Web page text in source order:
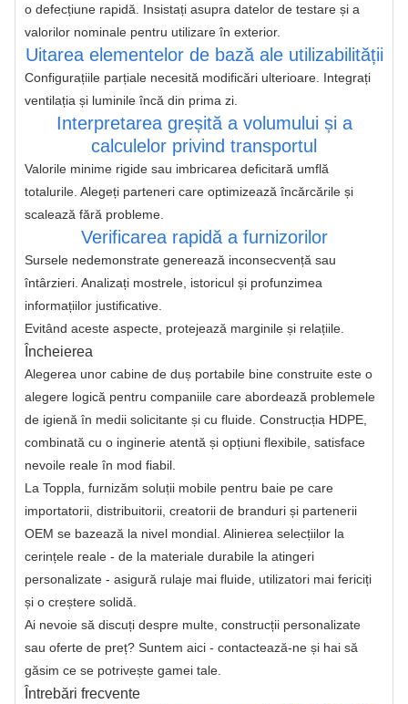
o defecțiune rapidă. Insistați asupra datelor de testare și a
valorilor nominale pentru utilizare în exterior.
Uitarea elementelor de bază ale utilizabilității
Configurațiile parțiale necesită modificări ulterioare. Integrați
ventilația și luminile încă din prima zi.
Interpretarea greșită a volumului și a
calculelor privind transportul
Valorile minime rigide sau imbricarea deficitară umflă
totalurile. Alegeți parteneri care optimizează încărcările și
scalează fără probleme.
Verificarea rapidă a furnizorilor
Sursele nedemonstrate generează inconsecvență sau
întârzieri. Analizați mostrele, istoricul și profunzimea
informațiilor justificative.
Evitând aceste aspecte, protejează marginile și relațiile.
Încheierea
Alegerea unor cabine de duș portabile bine construite este o
alegere logică pentru companiile care abordează problemele
de igienă în medii solicitante și cu fluide. Construcția HDPE,
combinată cu o inginerie atentă și opțiuni flexibile, satisface
nevoile reale în mod fiabil.
La Toppla, furnizăm soluții mobile pentru baie pe care
importatorii, distribuitorii, creatorii de branduri și partenerii
OEM se bazează la nivel mondial. Alinierea selecțiilor la
cerințele reale - de la materiale durabile la atingeri
personalizate - asigură rulaje mai fluide, utilizatori mai fericiți
și o creștere solidă.
Ai nevoie să discuți despre multe, construcții personalizate
sau oferte de preț? Suntem aici - contactează-ne și hai să
găsim ce se potrivește gamei tale.
Întrebări frecvente